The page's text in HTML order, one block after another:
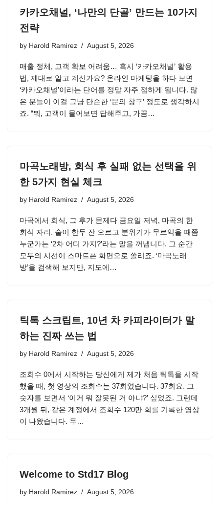
카카오채널, ‘나만의 단골’ 만드는 10가지
전략
by Harold Ramirez August 5, 2026
매출 정체, 고객 확보 어려움… 혹시 ‘카카오채널’ 활용
법, 제대로 알고 계신가요? 온라인 마케팅을 하다 보면
‘카카오채널’이라는 단어를 정말 자주 접하게 됩니다. 많
은 분들이 이걸 그냥 단순한 ‘문의 창구’ 정도로 생각하시
죠. “뭐, 고객이 물어보면 답해주고, 가끔…
마곡노래방, 회식 후 실패 없는 선택을 위
한 5가지 현실 체크
by Harold Ramirez August 5, 2026
마곡에서 회식, 그 후가 문제다 금요일 저녁, 마곡의 한
회식 자리. 술이 한두 잔 오르고 분위기가 무르익을 때쯤
누군가는 ‘2차 어디 가지?’라는 말을 꺼냅니다. 그 순간
모두의 시선이 스마트폰 화면으로 쏠리죠. ‘마곡노래
방’을 검색해 보지만, 지도에…
틱톡 스크립트, 10년 차 카피라이터가 말
하는 진짜 쓰는 법
by Harold Ramirez August 5, 2026
조회수 0에서 시작하는 당신에게 제가 처음 틱톡을 시작
했을 때, 첫 영상의 조회수는 37회였습니다. 37회요. 그
숫자를 보면서 ‘이거 뭐 잘못된 거 아냐?’ 싶었죠. 그런데
3개월 뒤, 같은 계정에서 조회수 120만 회를 기록한 영상
이 나왔습니다. 두…
Welcome to Std17 Blog
by Harold Ramirez August 5, 2026